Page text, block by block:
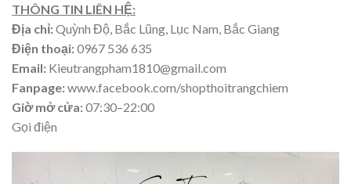
THÔNG TIN LIÊN HỆ:
Địa chỉ:Quỳnh Độ, Bắc Lũng, Lục Nam, Bắc Giang
Điện thoại:0967 536 635
Email: Kieutrangpham1810@gmail.com
Fanpage:www.facebook.com/shopthoitrangchiem
Giờ mở cửa:07:30–22:00
Gọi điện